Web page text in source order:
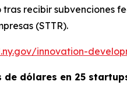
recibir subvenciones
(STTR).
innovation-
de dólares en 25